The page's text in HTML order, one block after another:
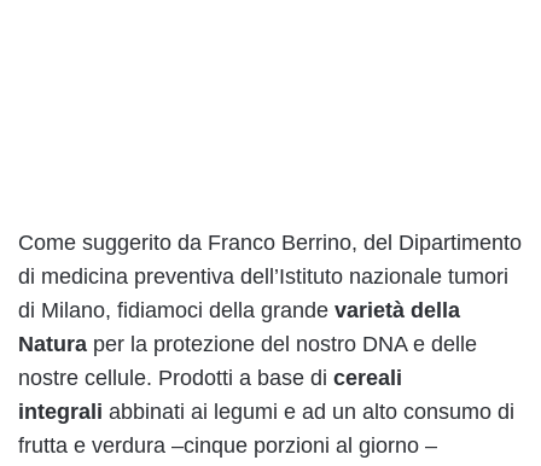
Come suggerito da Franco Berrino, del Dipartimento
di medicina preventiva dell’Istituto nazionale tumori
di Milano, fidiamoci della grande varietà della
Natura per la protezione del nostro DNA e delle
nostre cellule. Prodotti a base di cereali
integrali abbinati ai legumi e ad un alto consumo di
frutta e verdura –cinque porzioni al giorno –